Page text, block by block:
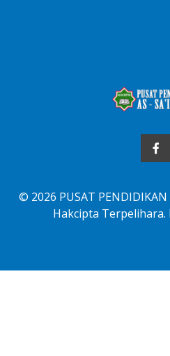
© 2026 PUSAT PENDIDIKAN
Hakcipta Terpelihara.